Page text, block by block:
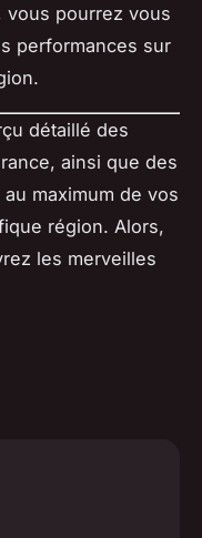
vous pourrez vous
performances sur
détaillé des
ainsi que des
maximum de vos
région. Alors,
les merveilles